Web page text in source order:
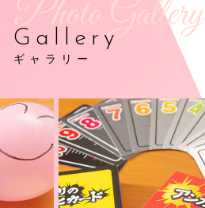
Photo Gallery
Gallery
ギャラリー